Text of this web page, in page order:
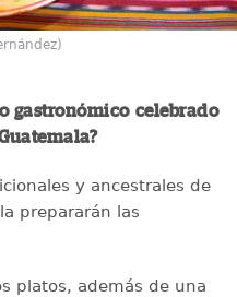
gastronómico celebrado
y ancestrales de
prepararán las
platos, además de una